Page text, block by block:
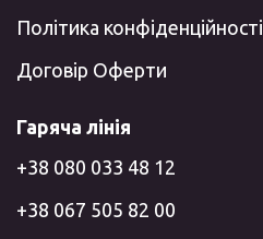
Політика конфіденційності
Договір Оферти
Гаряча лінія
+38 080 033 48 12
+38 067 505 82 00